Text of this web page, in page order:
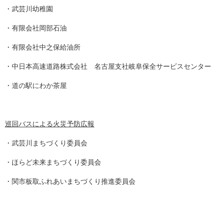
・武芸川幼稚園
・有限会社岡部石油
・有限会社中之保給油所
・中日本高速道路株式会社 名古屋支社岐阜保全サービスセンター
・道の駅にわか茶屋
巡回バスによる火災予防広報
・武芸川まちづくり委員会
・ほらど未来まちづくり委員会
・関市板取ふれあいまちづくり推進委員会